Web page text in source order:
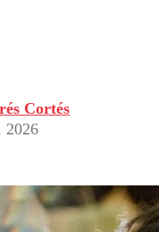
Cortés
2026